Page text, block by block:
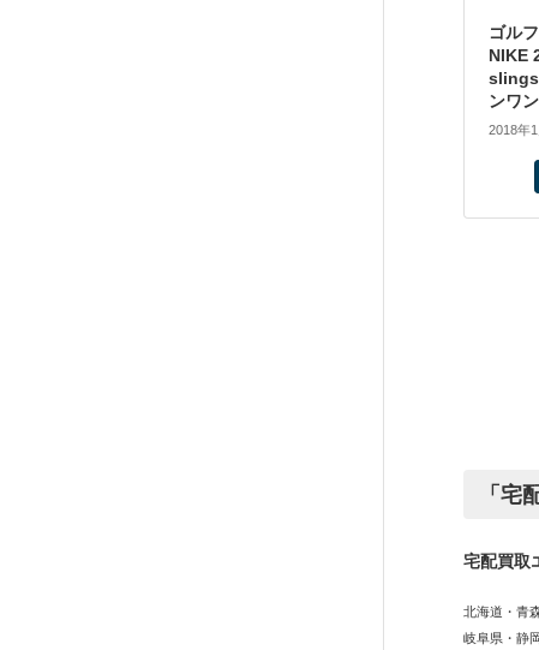
ゴル
NIKE
ンワ
2018年
ジ
送
「宅
宅配買取
北海道・青
岐阜県・静